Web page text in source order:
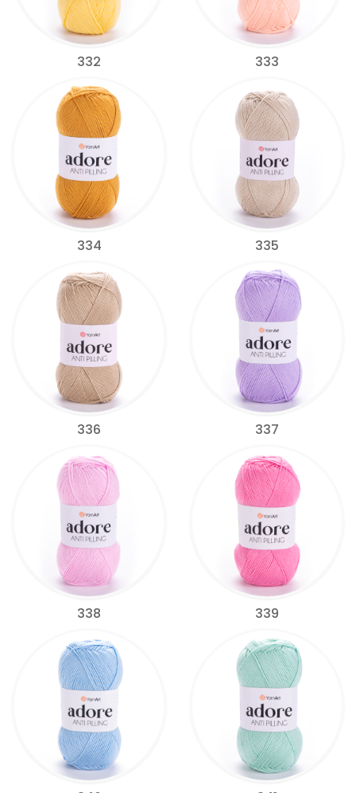
332 333
334 335
336 337
338 339